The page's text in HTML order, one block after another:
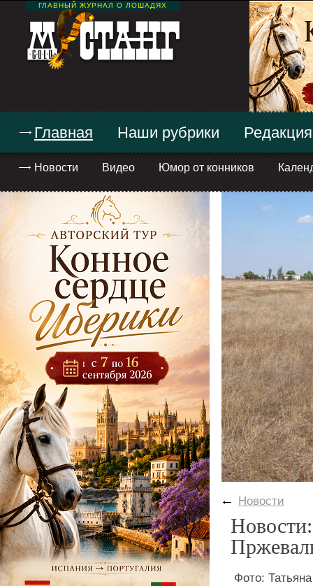
ГЛАВНЫЙ ЖУРНАЛ О ЛОШАДЯХ
Главная
Новости Видео Юмор от конников
Наши рубрики Редакция
← Новости
Фото: